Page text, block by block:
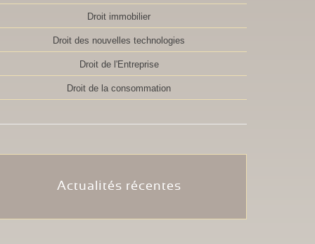
Droit immobilier
Droit des nouvelles technologies
Droit de l'Entreprise
Droit de la consommation
Actualités récentes